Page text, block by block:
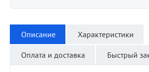
Описание Характеристики
Оплата и доставка Быстрый